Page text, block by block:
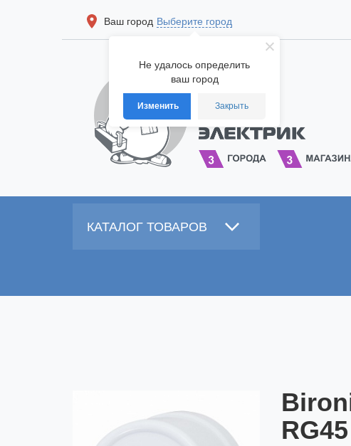
Не удалось определить
ваш город
Изменить Закрыть
Ваш город Выберите город
КАТАЛОГ ТОВАРОВ